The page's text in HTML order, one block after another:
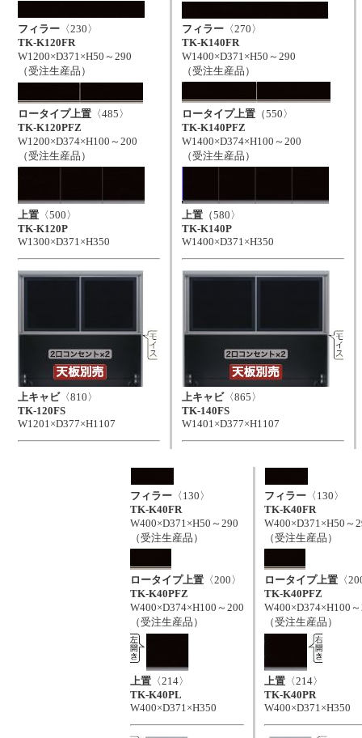
フィラー 〈230〉
TK-K120FR
W1200×D371×H50～290
（受注生産品）
フィラー 〈270〉
TK-K140FR
W1400×D371×H50～290
（受注生産品）
ロータイプ上置 〈485〉
TK-K120PFZ
W1200×D374×H100～200
（受注生産品）
ロータイプ上置 （550〉
TK-K140PFZ
W1400×D374×H100～200
（受注生産品）
上置 〈500〉
TK-K120P
W1300×D371×H350
上置 （580〉
TK-K140P
W1400×D371×H350
上キャビ〈810〉
TK-120FS
W1201×D377×H1107
上キャビ〈865〉
TK-140FS
W1401×D377×H1107
フィラー〈130〉
TK-K40FR
W400×D371×H50～290
（受注生産品）
フィラー〈130〉
TK-K40FR
W400×D371×H50～
（受注生産品）
ロータイプ上置〈200〉
TK-K40PFZ
W400×D374×H100～200
（受注生産品）
ロータイプ上置〈
TK-K40PFZ
W400×D374×H100
（受注生産品）
上置〈214〉
TK-K40PL
W400×D371×H350
上置〈214〉
TK-K40PR
W400×D371×H350